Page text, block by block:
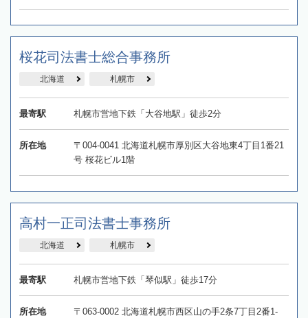
桜花司法書士総合事務所
北海道 札幌市
最寄駅 札幌市営地下鉄「大谷地駅」徒歩2分
所在地
〒004-0041 北海道札幌市厚別区大谷地東4丁目1番21
号 桜花ビル1階
高村一正司法書士事務所
北海道 札幌市
最寄駅 札幌市営地下鉄「琴似駅」徒歩17分
所在地
〒063-0002 北海道札幌市西区山の手2条7丁目2番1-